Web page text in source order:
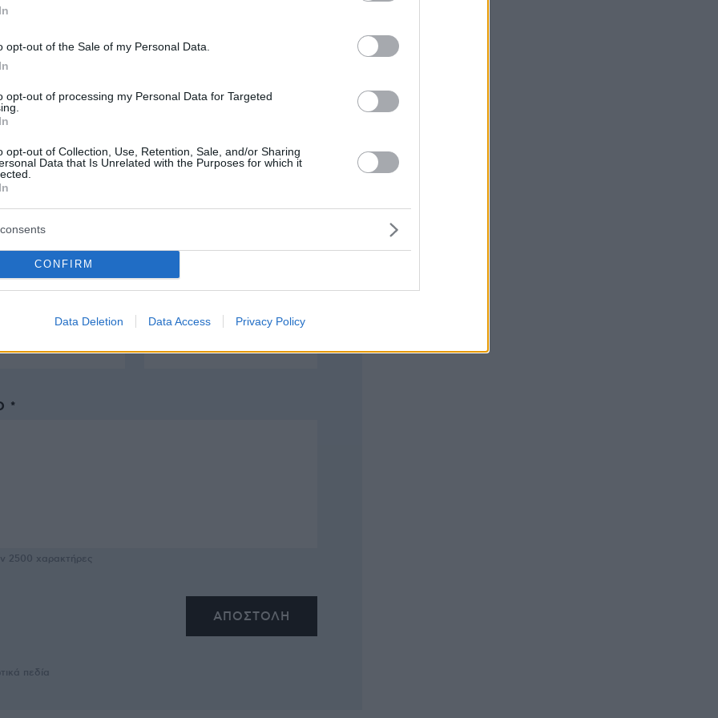
opt-out of the Sale of my Personal Data.
opt-out of processing my Personal Data for Targeted
opt-out of Collection, Use, Retention, Sale, and/or Sharing
Data that Is Unrelated with the Purposes for which it
CONFIRM
Data Deletion Data Access Privacy Policy
protothema.gr στο Google News
Ειδήσειςαπό την Ελλάδα και τον Κόσμο, τη
στο
ΠΡΟΣΘΗΚΗ ΣΧΟΛΙΟΥ
ΣΧΟΛΙΟΥ
EMAIL
*
2500 χαρακτήρες
πεδία